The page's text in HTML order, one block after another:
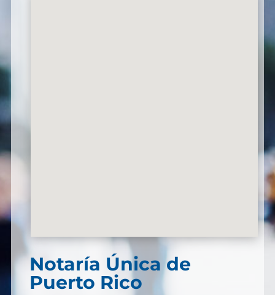
Notaría Única de
Puerto Rico